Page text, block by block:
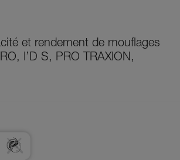
et rendement de mouflages
I’D S, PRO TRAXION,